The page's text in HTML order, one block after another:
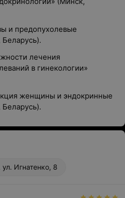
и предопухолевые
лечения
в гинекологии»
женщины и эндокринные
Игнатенко, 8